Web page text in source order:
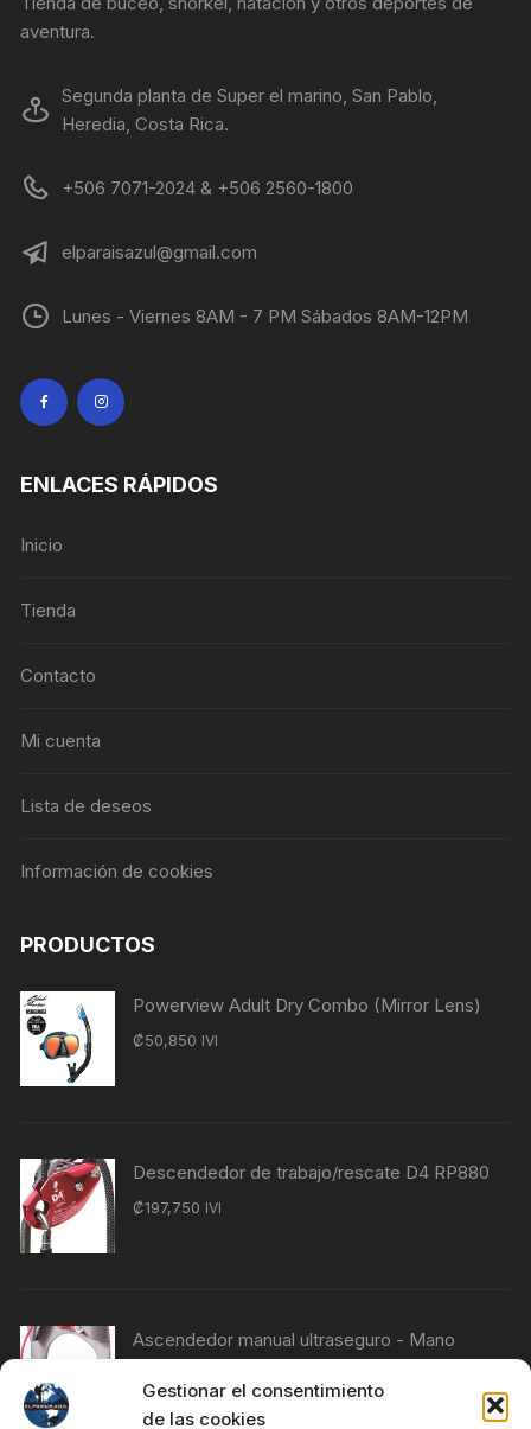
Gestionar el consentimiento
de las cookies
aventura.
Segunda planta de Super el marino, San Pablo,
Heredia, Costa Rica.
+506 7071-2024 & +506 2560-1800
elparaisazul@gmail.com
Lunes - Viernes 8AM - 7 PM Sábados 8AM-12PM
ENLACES RÁPIDOS
Inicio
Tienda
Contacto
Mi cuenta
Lista de deseos
Información de cookies
PRODUCTOS
Powerview Adult Dry Combo (Mirror Lens)
₡50,850 IVI
Descendedor de trabajo/rescate D4 RP880
₡197,750 IVI
Ascendedor manual ultraseguro - Mano
76,840